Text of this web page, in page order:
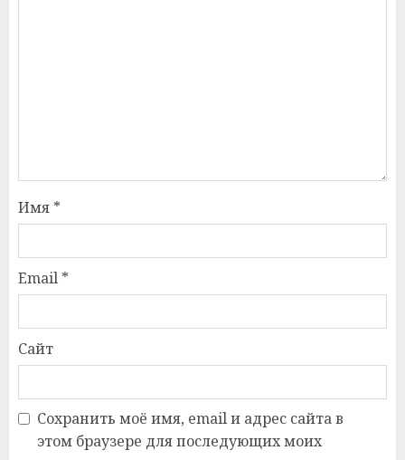
Имя *
Email *
Сайт
Сохранить моё имя, email и адрес сайта в
этом браузере для последующих моих